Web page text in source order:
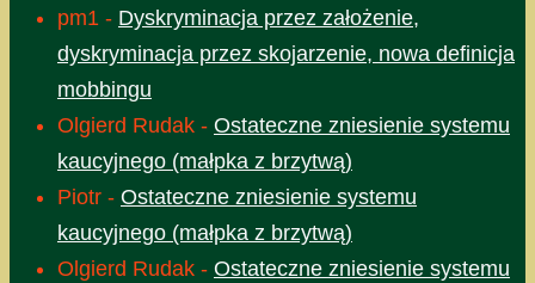
pm1 - Dyskryminacja przez założenie,
dyskryminacja przez skojarzenie, nowa definicja
mobbingu
Olgierd Rudak - Ostateczne zniesienie systemu
kaucyjnego (małpka z brzytwą)
Piotr - Ostateczne zniesienie systemu
kaucyjnego (małpka z brzytwą)
Olgierd Rudak - Ostateczne zniesienie systemu